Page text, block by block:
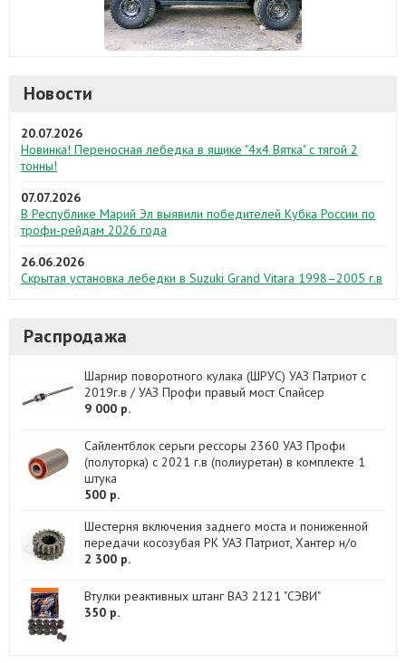
Новости
20.07.2026
Новинка! Переносная лебедка в ящике "4х4 Вятка" с тягой 2
тонны!
07.07.2026
В Республике Марий Эл выявили победителей Кубка России по
трофи-рейдам 2026 года
26.06.2026
Скрытая установка лебедки в Suzuki Grand Vitara 1998–2005 г.в
Распродажа
Шарнир поворотного кулака (ШРУС) УАЗ Патриот с
2019г.в / УАЗ Профи правый мост Спайсер
9 000 р.
Сайлентблок серьги рессоры 2360 УАЗ Профи
(полуторка) с 2021 г.в (полиуретан) в комплекте 1
штука
500 р.
Шестерня включения заднего моста и пониженной
передачи косозубая РК УАЗ Патриот, Хантер н/о
2 300 р.
Втулки реактивных штанг ВАЗ 2121 "СЭВИ"
350 р.